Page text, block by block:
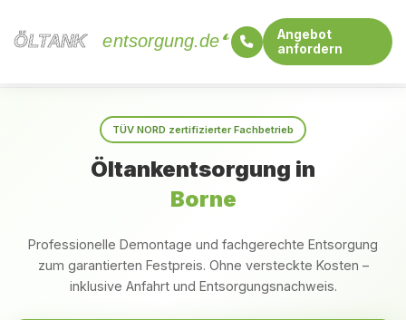
ÖLTANK
ÖLTANK entsorgung.de
Angebot
anfordern
TÜV NORD zertifizierter Fachbetrieb
Öltankentsorgung in
Borne
Professionelle Demontage und fachgerechte Entsorgung
zum garantierten Festpreis. Ohne versteckte Kosten –
inklusive Anfahrt und Entsorgungsnachweis.